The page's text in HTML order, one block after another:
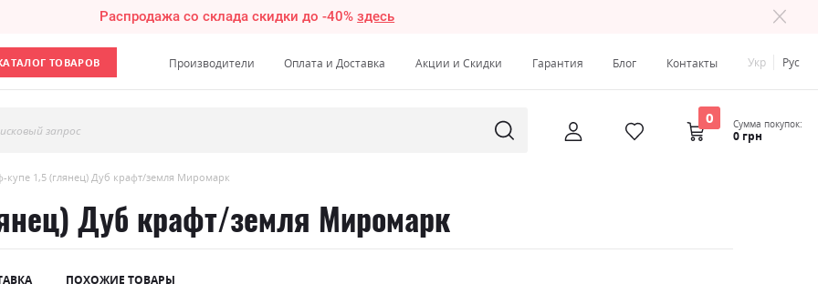
Распродажа со склада скидки до -40%здесь
ТОВАРОВ Производители Оплата и Доставка Акции и Скидки Гарантия Блог Контакты Укр Рус
запрос
0 Сумма покупок:
0 грн
купе 1,5 (глянец) Дуб крафт/земля Миромарк
Дуб крафт/земля Миромарк
ПОХОЖИЕ ТОВАРЫ